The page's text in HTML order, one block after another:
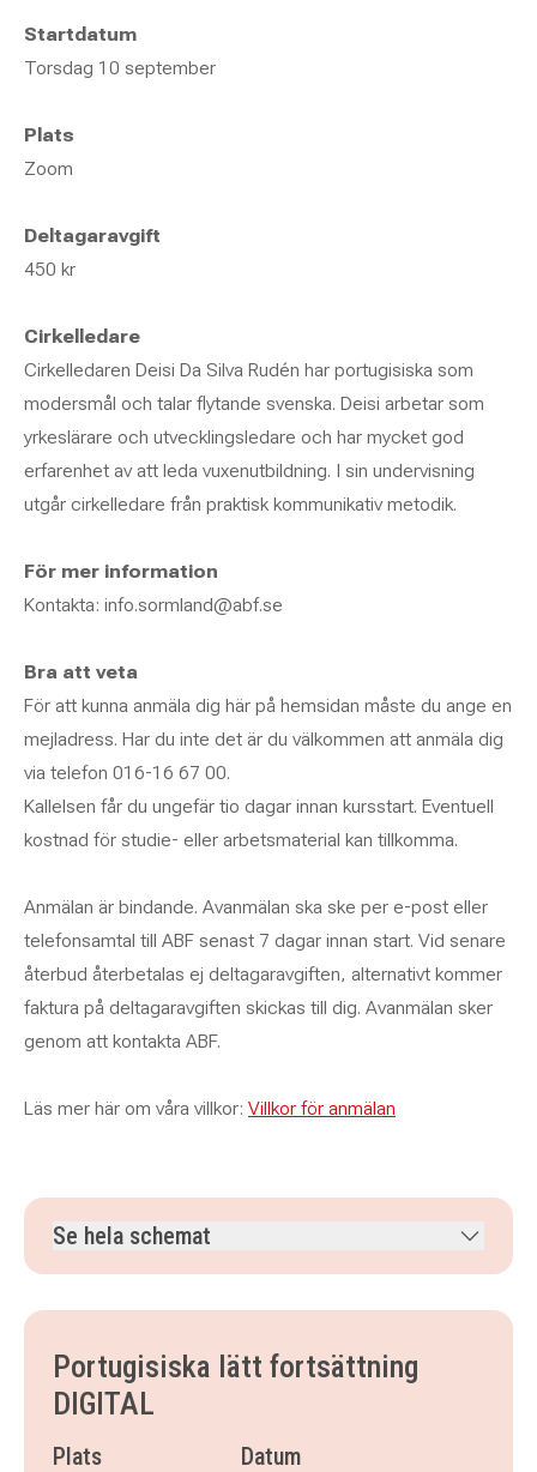
Startdatum
Torsdag 10 september
Plats
Zoom
Deltagaravgift
450 kr
Cirkelledare
Cirkelledaren Deisi Da Silva Rudén har portugisiska som
modersmål och talar flytande svenska. Deisi arbetar som
yrkeslärare och utvecklingsledare och har mycket god
erfarenhet av att leda vuxenutbildning. I sin undervisning
utgår cirkelledare från praktisk kommunikativ metodik.
För mer information
Kontakta: info.sormland@abf.se
Bra att veta
För att kunna anmäla dig här på hemsidan måste du ange en
mejladress. Har du inte det är du välkommen att anmäla dig
via telefon 016-16 67 00.
Kallelsen får du ungefär tio dagar innan kursstart. Eventuell
kostnad för studie- eller arbetsmaterial kan tillkomma.
Anmälan är bindande. Avanmälan ska ske per e-post eller
telefonsamtal till ABF senast 7 dagar innan start. Vid senare
återbud återbetalas ej deltagaravgiften, alternativt kommer
faktura på deltagaravgiften skickas till dig. Avanmälan sker
genom att kontakta ABF.
Läs mer här om våra villkor: Villkor för anmälan
Se hela schemat
torsdag 24 september 2026
klockan 18.30–20.15
torsdag 1 oktober 2026klockan 18.30–20.15
torsdag 8 oktober 2026
Portugisiska lätt fortsättning
DIGITAL
Plats Datum